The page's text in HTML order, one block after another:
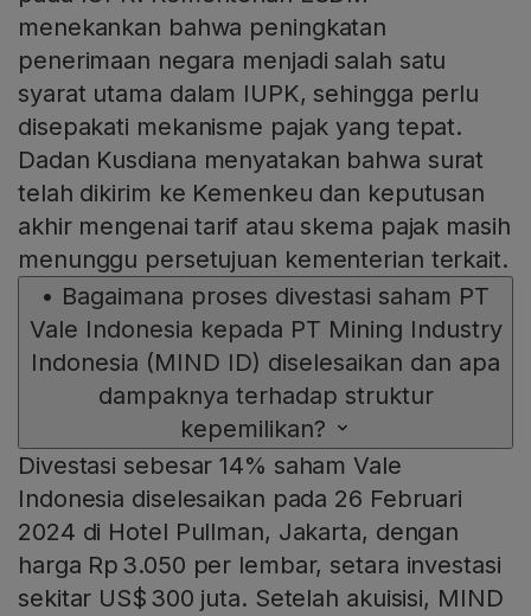
menekankan bahwa peningkatan
penerimaan negara menjadi salah satu
syarat utama dalam IUPK, sehingga perlu
disepakati mekanisme pajak yang tepat.
Dadan Kusdiana menyatakan bahwa surat
telah dikirim ke Kemenkeu dan keputusan
akhir mengenai tarif atau skema pajak masih
menunggu persetujuan kementerian terkait.
• Bagaimana proses divestasi saham PT
Vale Indonesia kepada PT Mining Industry
Indonesia (MIND ID) diselesaikan dan apa
dampaknya terhadap struktur
kepemilikan?
Divestasi sebesar 14% saham Vale
Indonesia diselesaikan pada 26 Februari
2024 di Hotel Pullman, Jakarta, dengan
harga Rp 3.050 per lembar, setara investasi
sekitar US$ 300 juta. Setelah akuisisi, MIND